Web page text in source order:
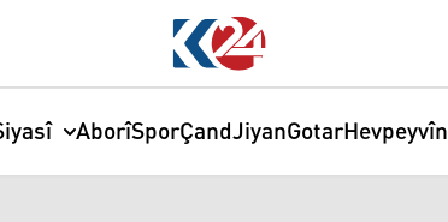
AborîSporÇandJiyanGotarHevpeyvîn